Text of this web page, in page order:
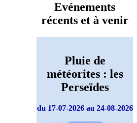
Evénements
récents et à venir
Pluie de
météorites : les
Perseïdes
du 17-07-2026 au 24-08-2026